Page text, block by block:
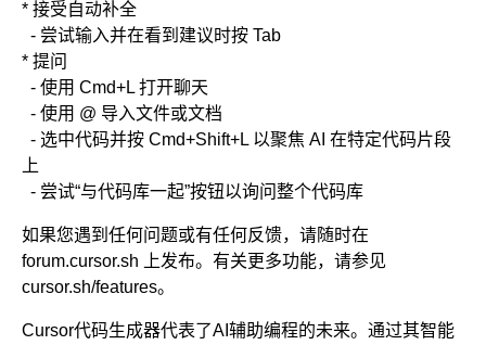
* 接受自动补全
- 尝试输入并在看到建议时按 Tab
* 提问
- 使用 Cmd+L 打开聊天
- 使用 @ 导入文件或文档
- 选中代码并按 Cmd+Shift+L 以聚焦 AI 在特定代码片段
上
- 尝试“与代码库一起”按钮以询问整个代码库
如果您遇到任何问题或有任何反馈，请随时在
forum.cursor.sh 上发布。有关更多功能，请参见
cursor.sh/features。
Cursor代码生成器代表了AI辅助编程的未来。通过其智能